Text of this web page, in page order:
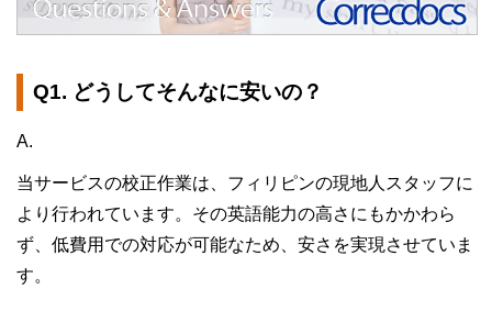
Q1. どうしてそんなに安いの？
A.
当サービスの校正作業は、フィリピンの現地人スタッフに
より行われています。その英語能力の高さにもかかわら
ず、低費用での対応が可能なため、安さを実現させていま
す。